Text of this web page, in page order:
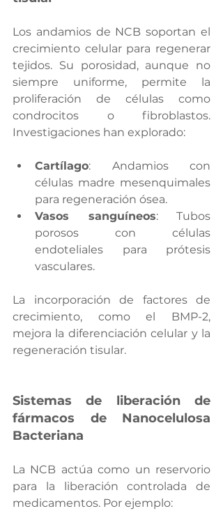
Los andamios de NCB soportan el
crecimiento celular para regenerar
tejidos. Su porosidad, aunque no
siempre uniforme, permite la
proliferación de células como
condrocitos o fibroblastos.
Investigaciones han explorado:
Cartílago: Andamios con
células madre mesenquimales
para regeneración ósea.
Vasos sanguíneos: Tubos
porosos con células
endoteliales para prótesis
vasculares.
La incorporación de factores de
crecimiento, como el BMP-2,
mejora la diferenciación celular y la
regeneración tisular.
Sistemas de liberación de
fármacos de Nanocelulosa
Bacteriana
La NCB actúa como un reservorio
para la liberación controlada de
medicamentos. Por ejemplo: